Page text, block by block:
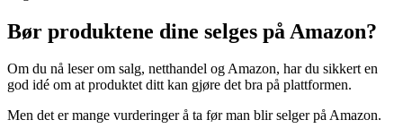
Bør produktene dine selges på Amazon?
Om du nå leser om salg, netthandel og Amazon, har du sikkert en
god idé om at produktet ditt kan gjøre det bra på plattformen.
Men det er mange vurderinger å ta før man blir selger på Amazon.